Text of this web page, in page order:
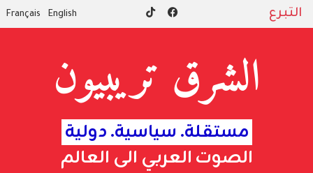
التبرع English
Français
الشرق تريبيون
مستقلة. سياسية. دولية
الصوت العربي الى العالم